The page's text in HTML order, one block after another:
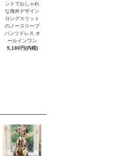
ントでおしゃれ
な海外デザイン
ロングスリット
のノースリーブ
パンツドレス オ
ールインワン
5,180円(内税)